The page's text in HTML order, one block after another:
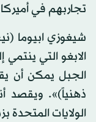
تجاربهم في
شيغوزي ابيوما
الابغو التي
الجبل يمكن أن
ذهنياً)». ويقصد
الولايات المتحدة